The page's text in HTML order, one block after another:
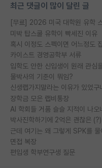
최근 댓글이 많이 달린 글
미박 탑스쿨 유학이 빡세진 이유
혹시 이정도 스펙이면 어느정도
카이스트 경영공학부 서류
입학도 안한 신입생이 원래 관심
물박사의 기준이 뭐임?
신생랩가지말라는 이유가 있었구
장학금 모은 랩비통장
AI 학회들 거품 슬슬 지적이 나오
근데 여기는 왜 그렇게 SPK를 물
면접 복장
편입생 학부연구생 질문